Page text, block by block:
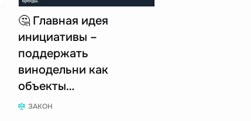
🤔 Главная идея
инициативы –
поддержать
винодельни как
объекты…
ЗАКОН